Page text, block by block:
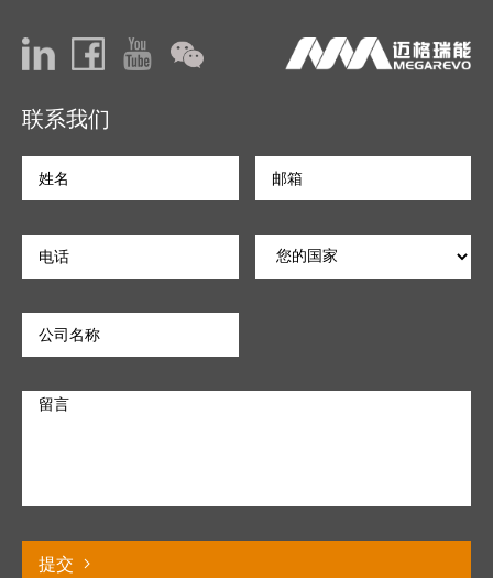
联系我们
提交